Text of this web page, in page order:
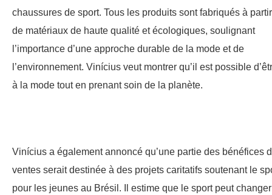
chaussures de sport. Tous les produits sont fabriqués à partir
de matériaux de haute qualité et écologiques, soulignant
l’importance d’une approche durable de la mode et de
l’environnement. Vinícius veut montrer qu’il est possible
à la mode tout en prenant soin de la planète.
Vinícius a également annoncé qu’une partie des bénéfices
ventes serait destinée à des projets caritatifs soutenant le
pour les jeunes au Brésil. Il estime que le sport peut